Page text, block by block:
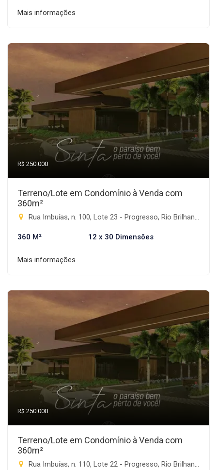
Mais informações
R$ 250.000
Terreno/Lote em Condomínio à Venda com
360m²
Rua Imbuías, n. 100, Lote 23 - Progresso, Rio Brilhante-MS
360 M² 12 x 30 Dimensões
Mais informações
R$ 250.000
Terreno/Lote em Condomínio à Venda com
360m²
Rua Imbuías, n. 110, Lote 22 - Progresso, Rio Brilhante-MS